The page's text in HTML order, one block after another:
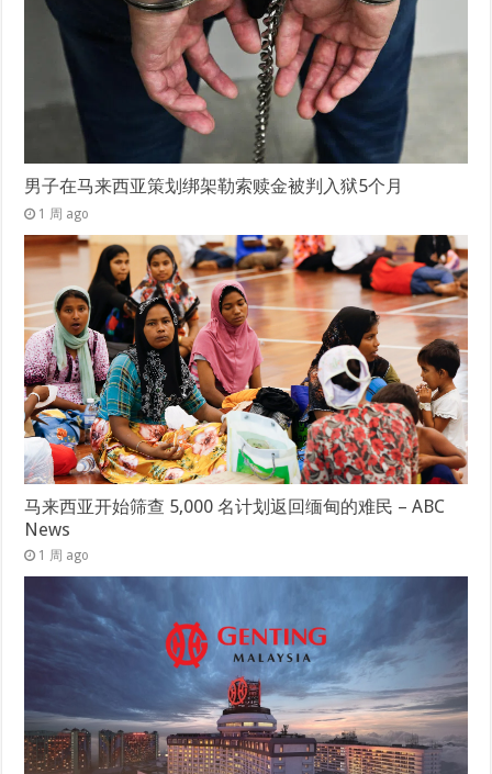
男子在马来西亚策划绑架勒索赎金被判入狱5个月
1 周 ago
马来西亚开始筛查 5,000 名计划返回缅甸的难民 – ABC
News
1 周 ago